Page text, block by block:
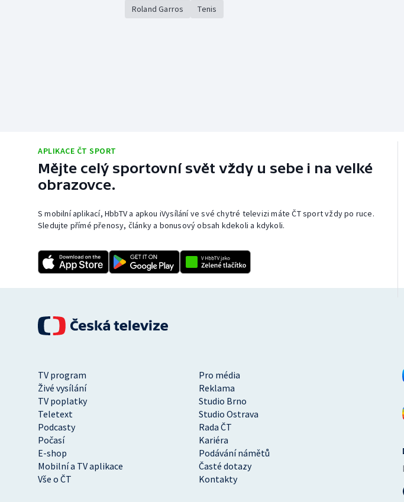
Roland Garros Tenis
APLIKACE ČT SPORT
Mějte celý sportovní svět vždy u sebe i na velké
obrazovce.
S mobilní aplikací, HbbTV a apkou iVysílání ve své chytré televizi máte ČT sport vždy po ruce.
Sledujte přímé přenosy, články a bonusový obsah kdekoli a kdykoli.
TV program
Pro média
Živé vysílání
Reklama
TV poplatky
Studio Brno
Teletext
Studio Ostrava
Podcasty
Rada ČT
Počasí
Kariéra
E-shop
Podávání námětů
Mobilní a TV aplikace
Časté dotazy
Vše o ČT
Kontakty